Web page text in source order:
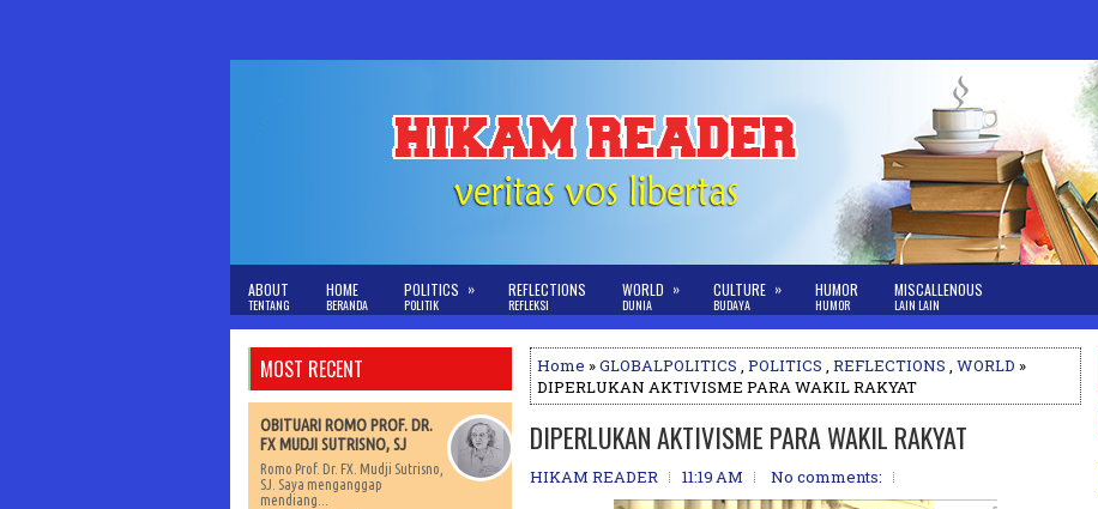
ABOUT
TENTANG
HOME
BERANDA
POLITICS
POLITIK
» REFLECTIONS
REFLEKSI
WORLD
DUNIA
» CULTURE
BUDAYA
» HUMOR
HUMOR
MISCALLENOUS
LAIN LAIN
Home »GLOBALPOLITICS , POLITICS , REFLECTIONS , WORLD »
DIPERLUKAN ​AKTIVISME PARA WAKIL RAKYAT
DIPERLUKAN ​AKTIVISME PARA WAKIL RAKYAT
HIKAM READER 11:19 AM No comments:
MOST RECENT
OBITUARI ROMO PROF. DR.
FX MUDJI SUTRISNO, SJ
Romo Prof. Dr. FX. Mudji Sutrisno,
SJ. Saya menganggap
mendiang...